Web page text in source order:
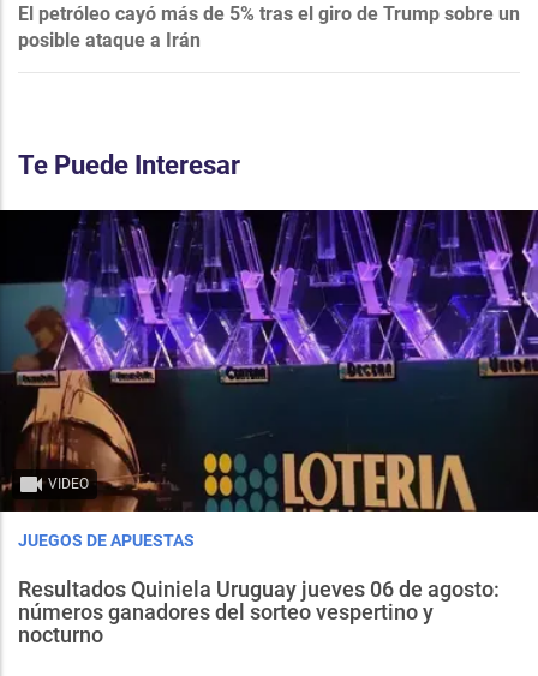
El petróleo cayó más de 5% tras el giro de Trump sobre un
posible ataque a Irán
Te Puede Interesar
VIDEO
JUEGOS DE APUESTAS
Resultados Quiniela Uruguay jueves 06 de agosto:
números ganadores del sorteo vespertino y
nocturno